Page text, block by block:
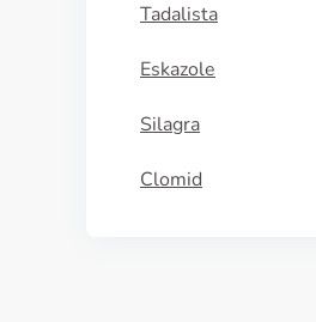
Tadalista
Eskazole
Silagra
Clomid